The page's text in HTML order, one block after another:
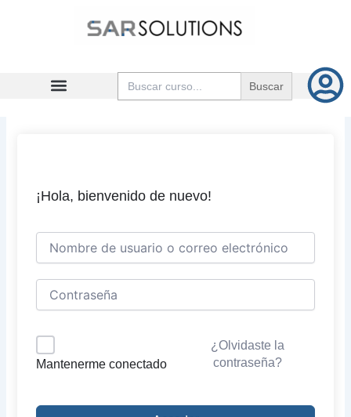
Buscar:
¡Hola, bienvenido de nuevo!
Mantenerme conectado
¿Olvidaste la
contraseña?